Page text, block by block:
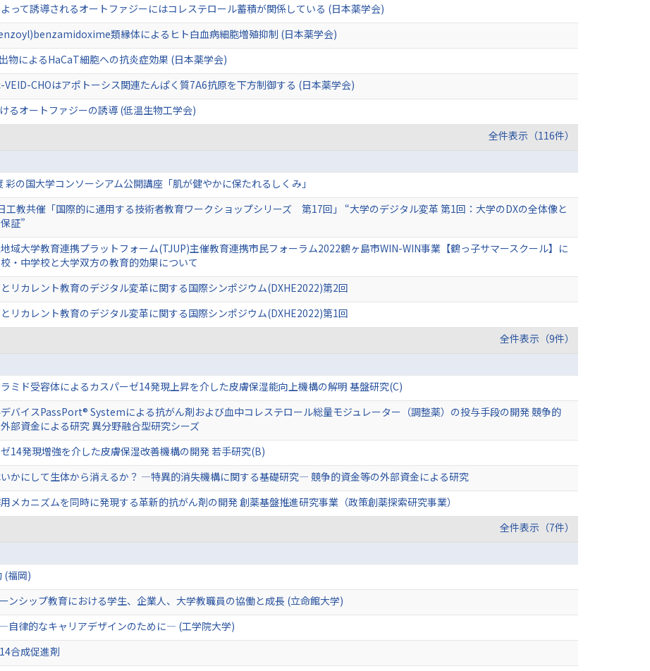
って誘導されるオートファジーにはコレステロール蓄積が関係している (日本薬学会)
類縁体によるヒト白血病細胞増殖抑制 (日本薬学会)
物によるHaCaT細胞への抗炎症効果 (日本薬学会)
CHOはアポトーシス関連たんぱく質7A6抗原を下方制御する (日本薬学会)
るオートファジーの誘導 (低温生物工学会)
全件表示（116件）
彩の国大学コンソーシアム公開講座「肌が健やかに保たれるしくみ」
工教共催「国際的に通用する技術者教育ワークショップシリーズ 第17回」 “大学のデジタル変革 第1回：大学のDXの全体像と
証”
域大学教育連携プラットフォーム(TJUP)主催教育連携市民フォーラム2022鶴ヶ島市WIN-WIN事業【鶴っ子サマースクール】に
・中学校と大学双方の教育的効果について
リカレント教育のデジタル変革に関する国際シンポジウム(DXHE2022)第2回
リカレント教育のデジタル変革に関する国際シンポジウム(DXHE2022)第1回
全件表示（9件）
ミド受容体によるカスパーゼ14発現上昇を介した皮膚保湿能向上機構の解明 基盤研究(C)
バイスPassPort® Systemによる抗がん剤および血中コレステロール総量モジュレーター（調整薬）の投与手段の開発 競争的
部資金による研究 異分野融合型研究シーズ
14発現増強を介した皮膚保湿改善機構の開発 若手研究(B)
かにして生体から消えるか？ —特異的消失機構に関する基礎研究— 競争的資金等の外部資金による研究
メカニズムを同時に発現する革新的抗がん剤の開発 創薬基盤推進研究事業（政策創薬探索研究事業）
全件表示（7件）
(福岡)
ンシップ教育における学生、企業人、大学教職員の協働と成長 (立命館大学)
自律的なキャリアデザインのために— (工学院大学)
合成促進剤